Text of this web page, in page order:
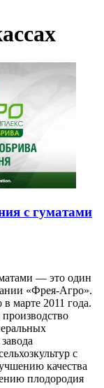
с гуматами
— это один
«Фрея-Агро».
марте 2011 года.
с
качества
плодородия